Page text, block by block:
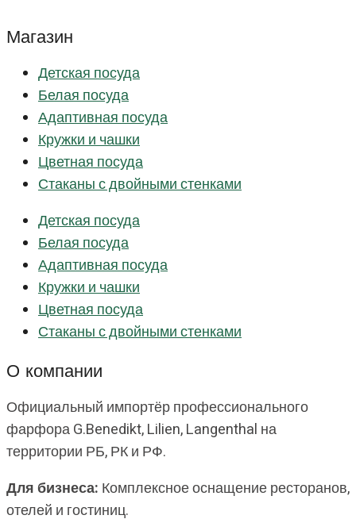
Магазин
Детская посуда
Белая посуда
Адаптивная посуда
Кружки и чашки
Цветная посуда
Стаканы с двойными стенками
Детская посуда
Белая посуда
Адаптивная посуда
Кружки и чашки
Цветная посуда
Стаканы с двойными стенками
О компании
Официальный импортёр профессионального
фарфора G.Benedikt, Lilien, Langenthal на
территории РБ, РК и РФ.
Для бизнеса: Комплексное оснащение ресторанов,
отелей и гостиниц.